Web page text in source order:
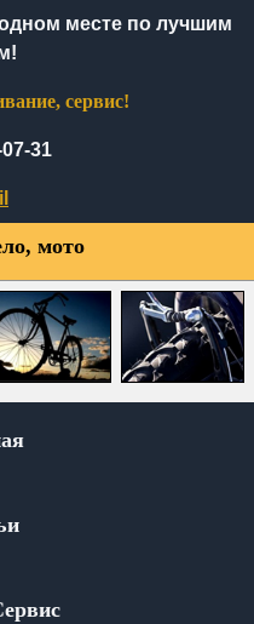
месте по лучшим
сервис!
31
мото